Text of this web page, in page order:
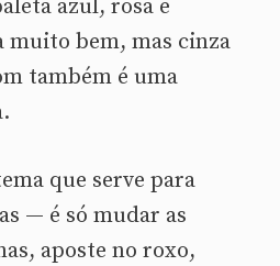
azul, rosa e
bem, mas cinza
também é uma
que serve para
— é só mudar as
aposte no roxo,